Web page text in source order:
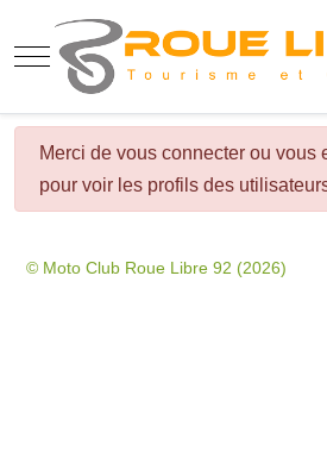
Mobile Menu Toggle
danger
Merci de vous connecter ou vous
pour voir les profils des
© Moto Club Roue Libre 92 (2026)